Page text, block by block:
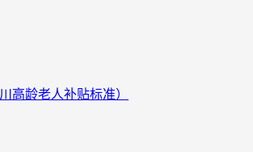
高龄老人补贴标准）